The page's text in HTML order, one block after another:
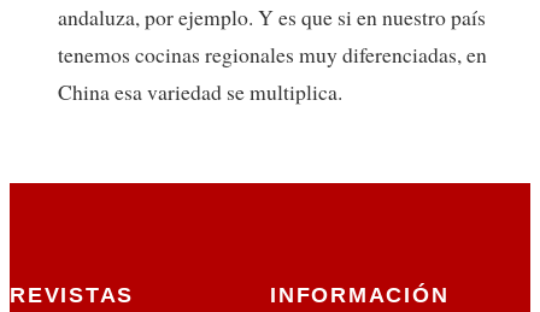
andaluza, por ejemplo. Y es que si en nuestro país
tenemos cocinas regionales muy diferenciadas, en
China esa variedad se multiplica.
REVISTAS INFORMACIÓN